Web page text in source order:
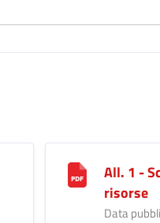
All. 1 -
risorse
Data